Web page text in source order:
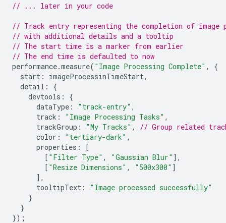
// ... later in your code
// Track entry representing the completion of image
// with additional details and a tooltip
// The start time is a marker from earlier
// The end time is defaulted to now
performance.measure( "Image Processing Complete" ,
{
start : imageProcessinTimeStart,
detail :
{
devtools :
{
dataType : "track-entry" ,
track : "Image Processing Tasks" ,
trackGroup : "My Tracks" ,
// Group related
color : "tertiary-dark" ,
properties :
[
[ "Filter Type" , "Gaussian Blur" ],
[ "Resize Dimensions" , "500x300" ]
],
tooltipText :
"Image processed successfully"
}
}
});